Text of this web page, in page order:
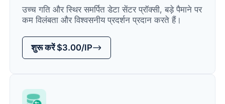
उच्च गति और स्थिर समर्पित डेटा सेंटर प्रॉक्सी, बड़े पैमाने पर
कम विलंबता और विश्वसनीय प्रदर्शन प्रदान करते हैं।
शुरू करें $3.00/IP